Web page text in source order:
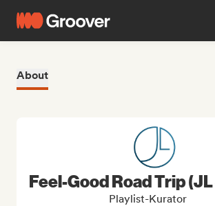
About
Feel-Good Road Trip
Playlist-Kurator